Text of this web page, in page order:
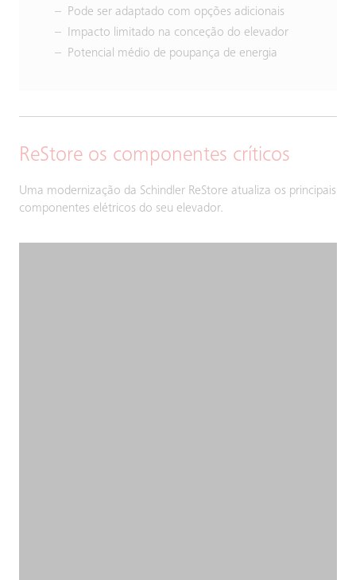
Pode ser adaptado com opções adicionais
Impacto limitado na conceção do elevador
Potencial médio de poupança de energia
ReStore os componentes críticos
Uma modernização da Schindler ReStore atualiza os principais
componentes elétricos do seu elevador.